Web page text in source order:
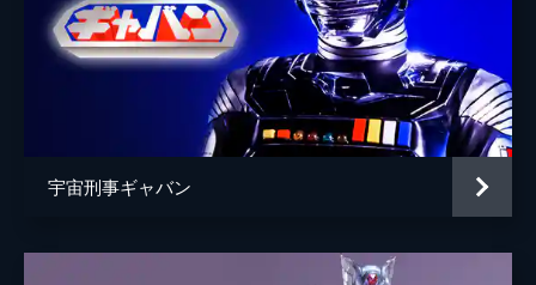
宇宙刑事ギャバン